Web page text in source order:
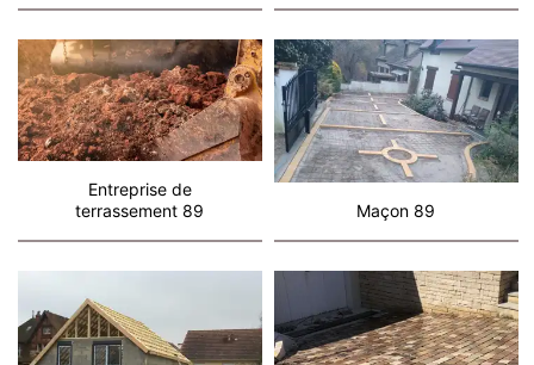
Entreprise de
terrassement 89
Maçon 89